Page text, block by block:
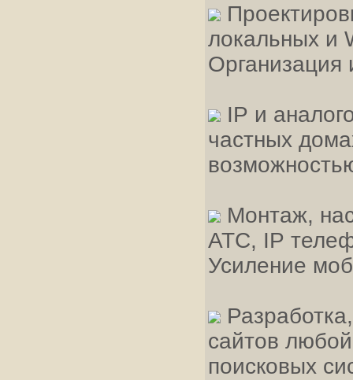
локальных и
Организация
IP и
частных
Монтаж,
АТС, IP
Усиление
сайтов
поисковых